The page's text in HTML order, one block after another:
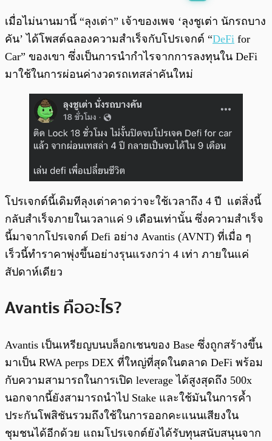
0:00 /
เมื่อไม่นานมานี้ “ลุงเต่า” เจ้าของเพจ ‘ลุงชูเต่า นักรถบาง
คัน’ ได้โพสต์ฉลองความสำเร็จกับโปรเจกต์ “DeFi for
Car” ของเขา ซึ่งเป็นการนำกำไรจากการลงทุนใน DeFi
มาใช้ในการผ่อนค่างวดรถเทสล่าคันใหม่
โปรเจกต์นี้เดิมทีลุงเต่าคาดว่าจะใช้เวลาถึง 4 ปี แต่สิ่งนี้
กลับสำเร็จภายในเวลาแค่ 9 เดือนเท่านั้น ซึ่งความสำเร็จ
นี้มาจากโปรเจกต์ Defi อย่าง Avantis (AVNT) ที่เมื่อ ๆ
เร็วนี้ทำราคาพุ่งขึ้นอย่างรุนแรงกว่า 4 เท่า ภายในแค่
สัปดาห์เดียว
Avantis คืออะไร?
Avantis เป็นเหรียญบนบล็อกเชนของ Base ซึ่งถูกสร้างขึ้น
มาเป็น RWA perps DEX ที่ใหญ่ที่สุดในตลาด DeFi พร้อม
กับความสามารถในการเปิด leverage ได้สูงสุดถึง 500x
นอกจากนี้ยังสามารถนำไป Stake และใช้มันในการค้ำ
ประกันโพสิชันรวมถึงใช้ในการออกคะแนนเสียงใน
ชุมชนได้อีกด้วย แถมโปรเจกต์ยังได้รับทุนสนับสนุนจาก